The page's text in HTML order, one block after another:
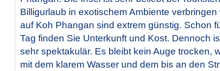
Billigurlaub in exotischem Ambiente
auf Koh Phangan sind extrem günstig. Schon
Tag finden Sie Unterkunft und Kost. Dennoch
sehr spektakulär. Es bleibt kein Auge trocken,
mit dem klarem Wasser und dem bis an den